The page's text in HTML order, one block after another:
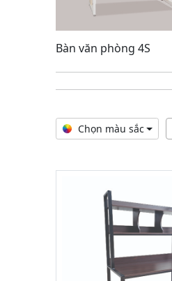
Bàn văn phòng 4S
Chọn màu sắc